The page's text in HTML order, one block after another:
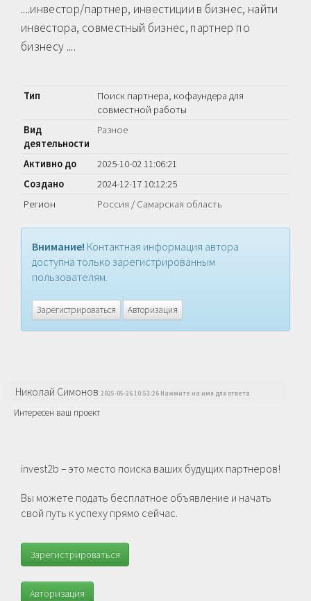
....инвестор/партнер, инвестиции в бизнес, найти
инвестора, совместный бизнес, партнер по
бизнесу ....
Тип
Поиск партнера, кофаундера для
совместной работы
Вид
деятельности
Разное
Активно до
2025-10-02 11:06:21
Создано
2024-12-17 10:12:25
Регион
Россия / Самарская область
Внимание! Контактная информация автора
доступна только зарегистрированным
пользователям.
Зарегистрироваться Авторизация
Николай Симонов 2025-05-26 10:53:26 Нажмите на имя для ответа
Интересен ваш проект
invest2b – это место поиска ваших будущих партнеров!
Вы можете подать бесплатное объявление и начать
свой путь к успеху прямо сейчас.
Зарегистрироваться
Авторизация